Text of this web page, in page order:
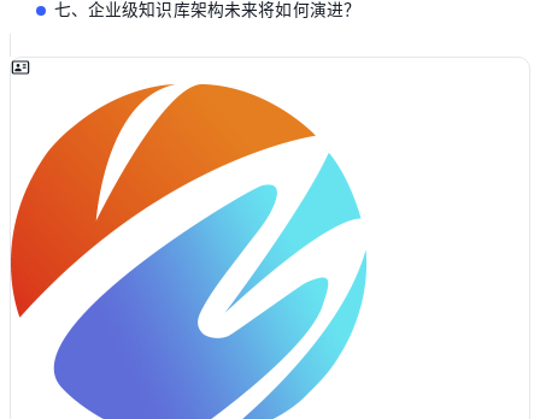
七、企业级知识库架构未来将如何演进？